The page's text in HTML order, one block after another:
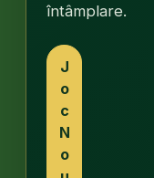
întâmplare.
J
o
c
N
o